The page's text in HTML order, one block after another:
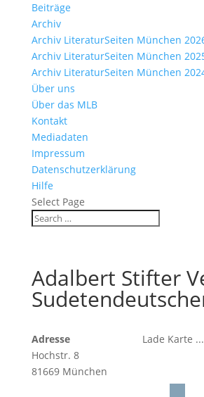
Beiträge
Archiv
Archiv LiteraturSeiten München
Archiv LiteraturSeiten München
Archiv LiteraturSeiten München
Über uns
Über das MLB
Kontakt
Mediadaten
Impressum
Datenschutzerklärung
Hilfe
Select Page
Adalbert Stifter
Lade Karte ...
Adresse
Hochstr. 8
81669 München